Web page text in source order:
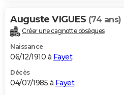
Auguste VIGUES (74 ans)
Créer une cagnotte obsèques
Naissance
06/12/1910 à Fayet
Décès
04/07/1985 à Fayet